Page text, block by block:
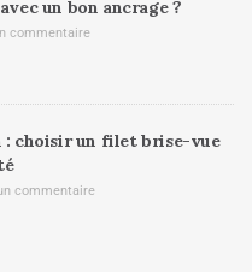
un bon ancrage ?
commentaire
choisir un filet brise-vue
commentaire